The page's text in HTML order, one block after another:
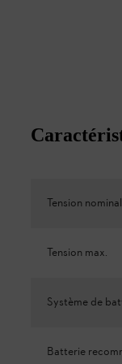
Tension
Tension max.
Système de
Batterie